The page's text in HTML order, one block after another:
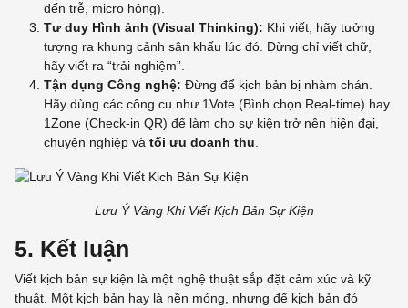
đến trễ, micro hỏng).
Tư duy Hình ảnh (Visual Thinking): Khi viết, hãy tưởng
tượng ra khung cảnh sân khấu lúc đó. Đừng chỉ viết chữ,
hãy viết ra “trải nghiệm”.
Tận dụng Công nghệ: Đừng để kịch bản bị nhàm chán.
Hãy dùng các công cụ như 1Vote (Bình chọn Real-time) hay
1Zone (Check-in QR) để làm cho sự kiện trở nên hiện đại,
chuyên nghiệp và tối ưu doanh thu
Lưu Ý Vàng Khi Viết Kịch Bản Sự Kiện
5. Kết luận
Viết kịch bản sự kiện là một nghệ thuật sắp đặt cảm xúc và kỹ
thuật. Một kịch bản hay là nền móng, nhưng để kịch bản đó